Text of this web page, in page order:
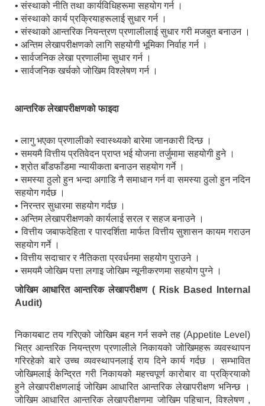
• संस्थाको नीति तथा कार्यविधिहरूमा सहयोग गर्न ।
• संस्थाको कार्य प्रक्रियाहरूलाई सुधार गर्न ।
• संस्थाको आन्तरिक नियन्त्रण प्रणालीलाई सुधार गरी मजबुत बनाउन ।
• अन्तिम लेखापरीक्षणको लागि सहयोगी भूमिका निर्वाह गर्न ।
• सार्वजनिक लेखा प्रणालीमा सुधार गर्न ।
• सार्वजनिक खर्चको जोखिम विश्लेषण गर्न ।
आन्तरिक लेखापरीक्षणको फाइदा
• लागु भएका प्रणालीको स्वास्थ्यको बारेमा जानकारी दिन्छ ।
• समयमै वित्तीय प्रतिवेदन प्राप्त भई योजना तर्जुमामा सहयोगी हुने ।
• श्रोत बाँडफाँडमा न्यायीकता बनाउन सहयोग गर्ने ।
• समस्या ठुलो हुन भन्दा अगाडि नै समाधान गर्न वा समस्या ठुलो हुन नदिन
सहयोग गर्दछ ।
• निरन्तर सुधारमा सहयोग गर्दछ ।
• अन्तिम लेखापरीक्षणको कार्यलाई सरल र सहज बनाउने ।
• वित्तीय जबाफदेहिता र पारदर्शिता मार्फत वित्तीय सुशासन कायम गराउन
सहयोग गर्ने ।
• वित्तीय सदाचार र नैतिकता प्रवर्धनमा सहयोग पुराउने ।
• समयमै जोखिम पत्ता लगाइ जोखिम न्यूनीकरणमा सहयोग पुग्ने ।
जोखिम आधारित आन्तरिक लेखापरीक्षण ( Risk Based Internal
Audit)
निकायबाट तय गरिएको जोखिम बहन गर्न सक्ने तह (Appetite Level)
भित्र आन्तरिक नियन्त्रण प्रणालीले निकायको जोखिमहरू व्यवस्थापन
गरिरहेको बारे उच्च व्यवस्थापनलाई राय दिने कार्य गर्दछ । सम्भावित
जोखिमलाई केन्द्रित गरी निकायको महत्त्वपूर्ण कारोबार वा प्रक्रियाको
हुने लेखापरीक्षणलाई जोखिम आधारित आन्तरिक लेखापरीक्षण भनिन्छ ।
जोखिम आधारित आन्तरिक लेखापरीक्षणमा जोखिम पहिचान, विश्लेषण ,